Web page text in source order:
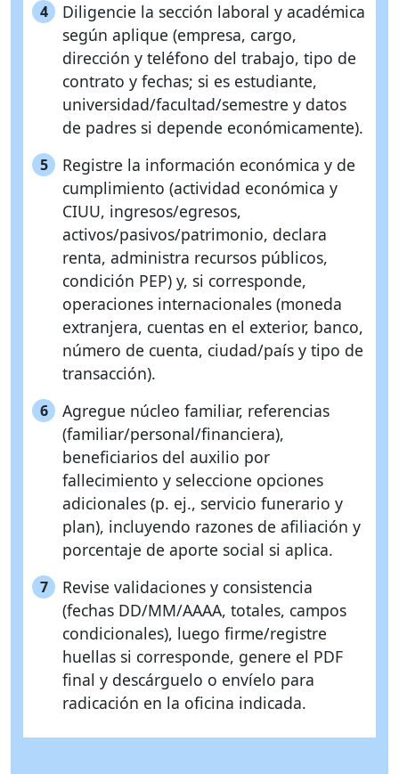
4
Diligencie la sección laboral y académica
según aplique (empresa, cargo,
dirección y teléfono del trabajo, tipo de
contrato y fechas; si es estudiante,
universidad/facultad/semestre y datos
de padres si depende económicamente).
5
Registre la información económica y de
cumplimiento (actividad económica y
CIUU, ingresos/egresos,
activos/pasivos/patrimonio, declara
renta, administra recursos públicos,
condición PEP) y, si corresponde,
operaciones internacionales (moneda
extranjera, cuentas en el exterior, banco,
número de cuenta, ciudad/país y tipo de
transacción).
6
Agregue núcleo familiar, referencias
(familiar/personal/financiera),
beneficiarios del auxilio por
fallecimiento y seleccione opciones
adicionales (p. ej., servicio funerario y
plan), incluyendo razones de afiliación y
porcentaje de aporte social si aplica.
7
Revise validaciones y consistencia
(fechas DD/MM/AAAA, totales, campos
condicionales), luego firme/registre
huellas si corresponde, genere el PDF
final y descárguelo o envíelo para
radicación en la oficina indicada.